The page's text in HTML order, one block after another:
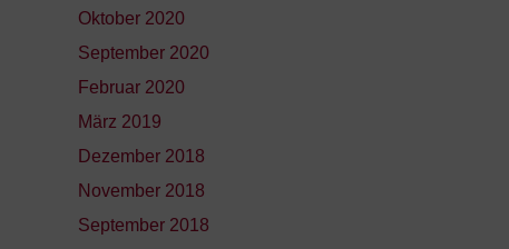
Oktober 2020
September 2020
Februar 2020
März 2019
Dezember 2018
November 2018
September 2018